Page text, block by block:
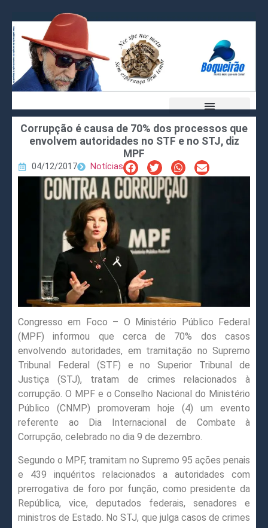
Corrupção é causa de 70% dos processos que
envolvem autoridades no STF e no STJ, diz
MPF
04/12/2017 Notícias
Congresso em Foco – O Ministério Público Federal
(MPF) informou que cerca de 70% dos casos
envolvendo autoridades, em tramitação no Supremo
Tribunal Federal (STF) e no Superior Tribunal de
Justiça (STJ), tratam de crimes relacionados à
corrupção. O MPF e o Conselho Nacional do Ministério
Público (CNMP) promoveram hoje (4) um evento
referente ao Dia Internacional de Combate à
Corrupção, celebrado no dia 9 de dezembro.
Segundo o MPF, tramitam no Supremo 95 ações penais
e 439 inquéritos relacionados a autoridades com
prerrogativa de foro por função, como presidente da
República, vice, deputados federais, senadores e
ministros de Estado. No STJ, que julga casos de crimes